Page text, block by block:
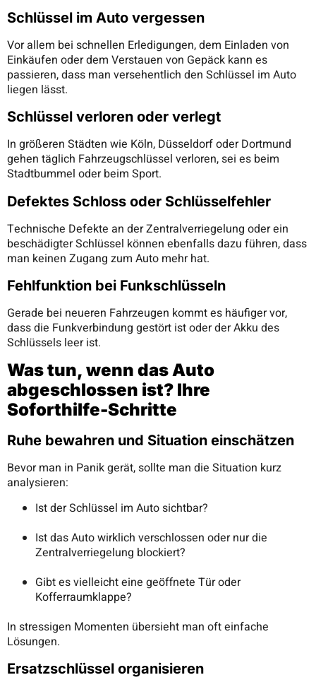
Schlüssel im Auto vergessen
Vor allem bei schnellen Erledigungen, dem Einladen von
Einkäufen oder dem Verstauen von Gepäck kann es
passieren, dass man versehentlich den Schlüssel im Auto
liegen lässt.
Schlüssel verloren oder verlegt
In größeren Städten wie Köln, Düsseldorf oder Dortmund
gehen täglich Fahrzeugschlüssel verloren, sei es beim
Stadtbummel oder beim Sport.
Defektes Schloss oder Schlüsselfehler
Technische Defekte an der Zentralverriegelung oder ein
beschädigter Schlüssel können ebenfalls dazu führen, dass
man keinen Zugang zum Auto mehr hat.
Fehlfunktion bei Funkschlüsseln
Gerade bei neueren Fahrzeugen kommt es häufiger vor,
dass die Funkverbindung gestört ist oder der Akku des
Schlüssels leer ist.
Was tun, wenn das Auto
abgeschlossen ist? Ihre
Soforthilfe-Schritte
Ruhe bewahren und Situation einschätzen
Bevor man in Panik gerät, sollte man die Situation kurz
analysieren:
Ist der Schlüssel im Auto sichtbar?
Ist das Auto wirklich verschlossen oder nur die
Zentralverriegelung blockiert?
Gibt es vielleicht eine geöffnete Tür oder
Kofferraumklappe?
In stressigen Momenten übersieht man oft einfache
Lösungen.
Ersatzschlüssel organisieren